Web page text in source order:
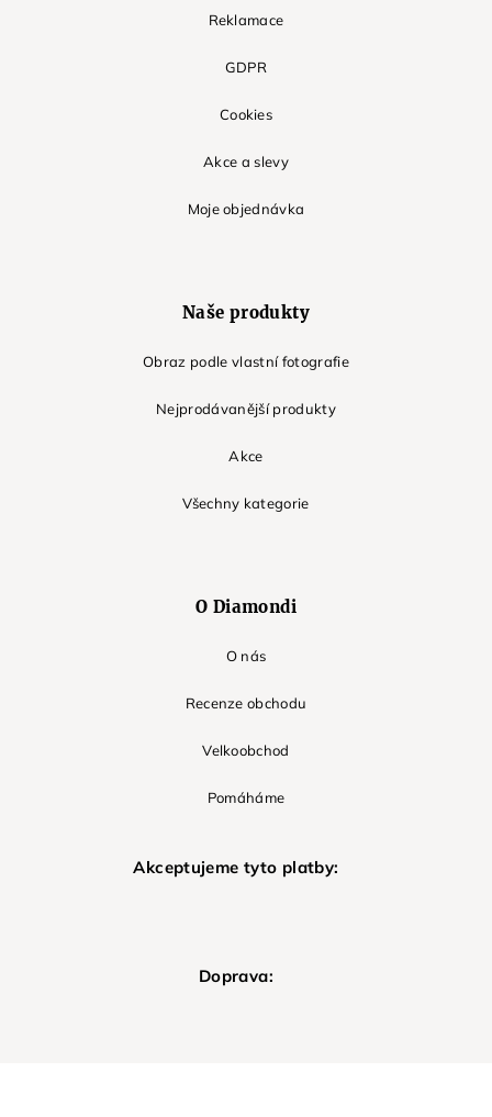
Reklamace
GDPR
Cookies
Akce a slevy
Moje objednávka
Naše produkty
Obraz podle vlastní fotografie
Nejprodávanější produkty
Akce
Všechny kategorie
O Diamondi
O nás
Recenze obchodu
Velkoobchod
Pomáháme
Akceptujeme tyto platby:
Doprava: